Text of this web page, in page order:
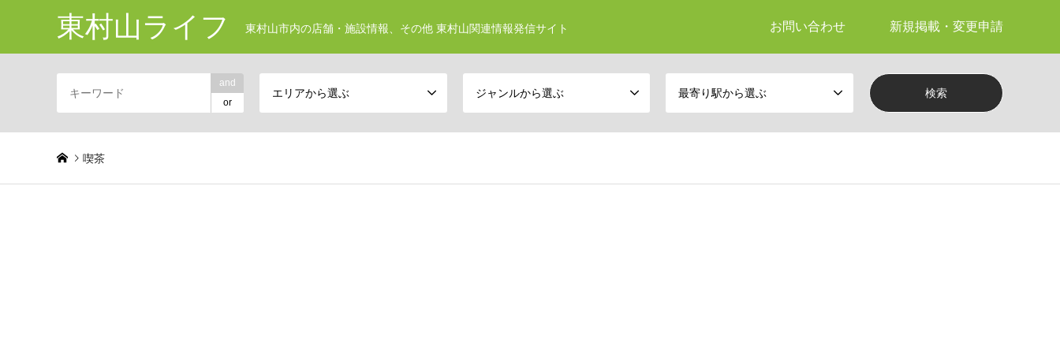
東村山ライフ 東村山市内の店舗・施設情報、その他 東村山関連情報発信サイト お問い合わせ 新規掲載・変更申請
and
or
エリアから選ぶ ジャンルから選ぶ 最寄り駅から選ぶ
喫茶